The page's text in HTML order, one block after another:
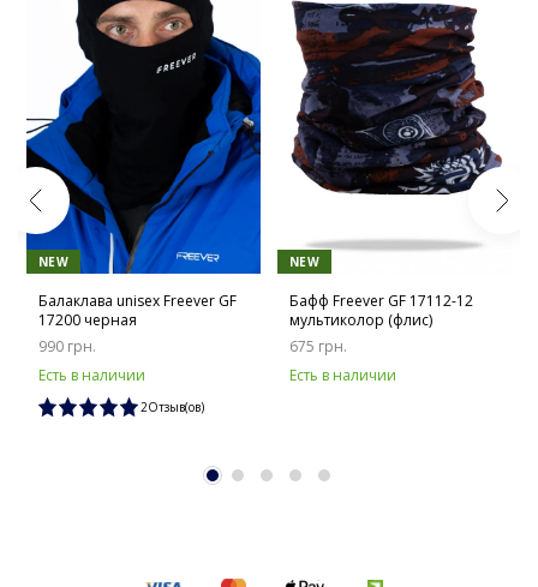
NEW
Балаклава unisex Freever GF
17200 черная
990 грн.
Есть в наличии
2Отзыв(ов)
NEW
Бафф Freever GF 17112-12
мультиколор (флис)
675 грн.
Есть в наличии